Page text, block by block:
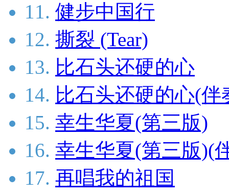
11. 健步中国行
12. 撕裂 (Tear)
13. 比石头还硬的心
14. 比石头还硬的心(伴
15. 幸生华夏(第三版)
16. 幸生华夏(第三版)(
17. 再唱我的祖国